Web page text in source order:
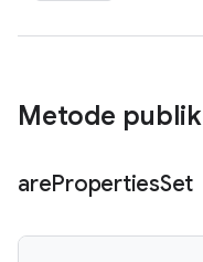
Metode publik
arePropertiesSet